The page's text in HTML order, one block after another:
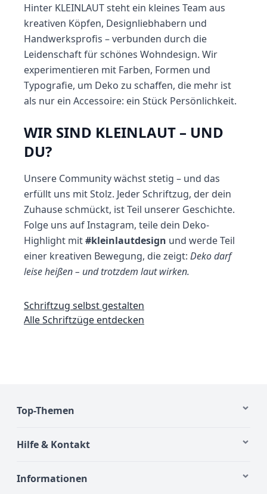
Hinter KLEINLAUT steht ein kleines Team aus
kreativen Köpfen, Designliebhabern und
Handwerksprofis – verbunden durch die
Leidenschaft für schönes Wohndesign. Wir
experimentieren mit Farben, Formen und
Typografie, um Deko zu schaffen, die mehr ist
als nur ein Accessoire: ein Stück Persönlichkeit.
WIR SIND KLEINLAUT – UND
DU?
Unsere Community wächst stetig – und das
erfüllt uns mit Stolz. Jeder Schriftzug, der dein
Zuhause schmückt, ist Teil unserer Geschichte.
Folge uns auf Instagram, teile dein Deko-
Highlight mit#kleinlautdesign und werde Teil
einer kreativen Bewegung, die zeigt: Deko darf
leise heißen – und trotzdem laut wirken.
Schriftzug selbst gestalten
Alle Schriftzüge entdecken
Top-Themen
Hilfe & Kontakt
Informationen